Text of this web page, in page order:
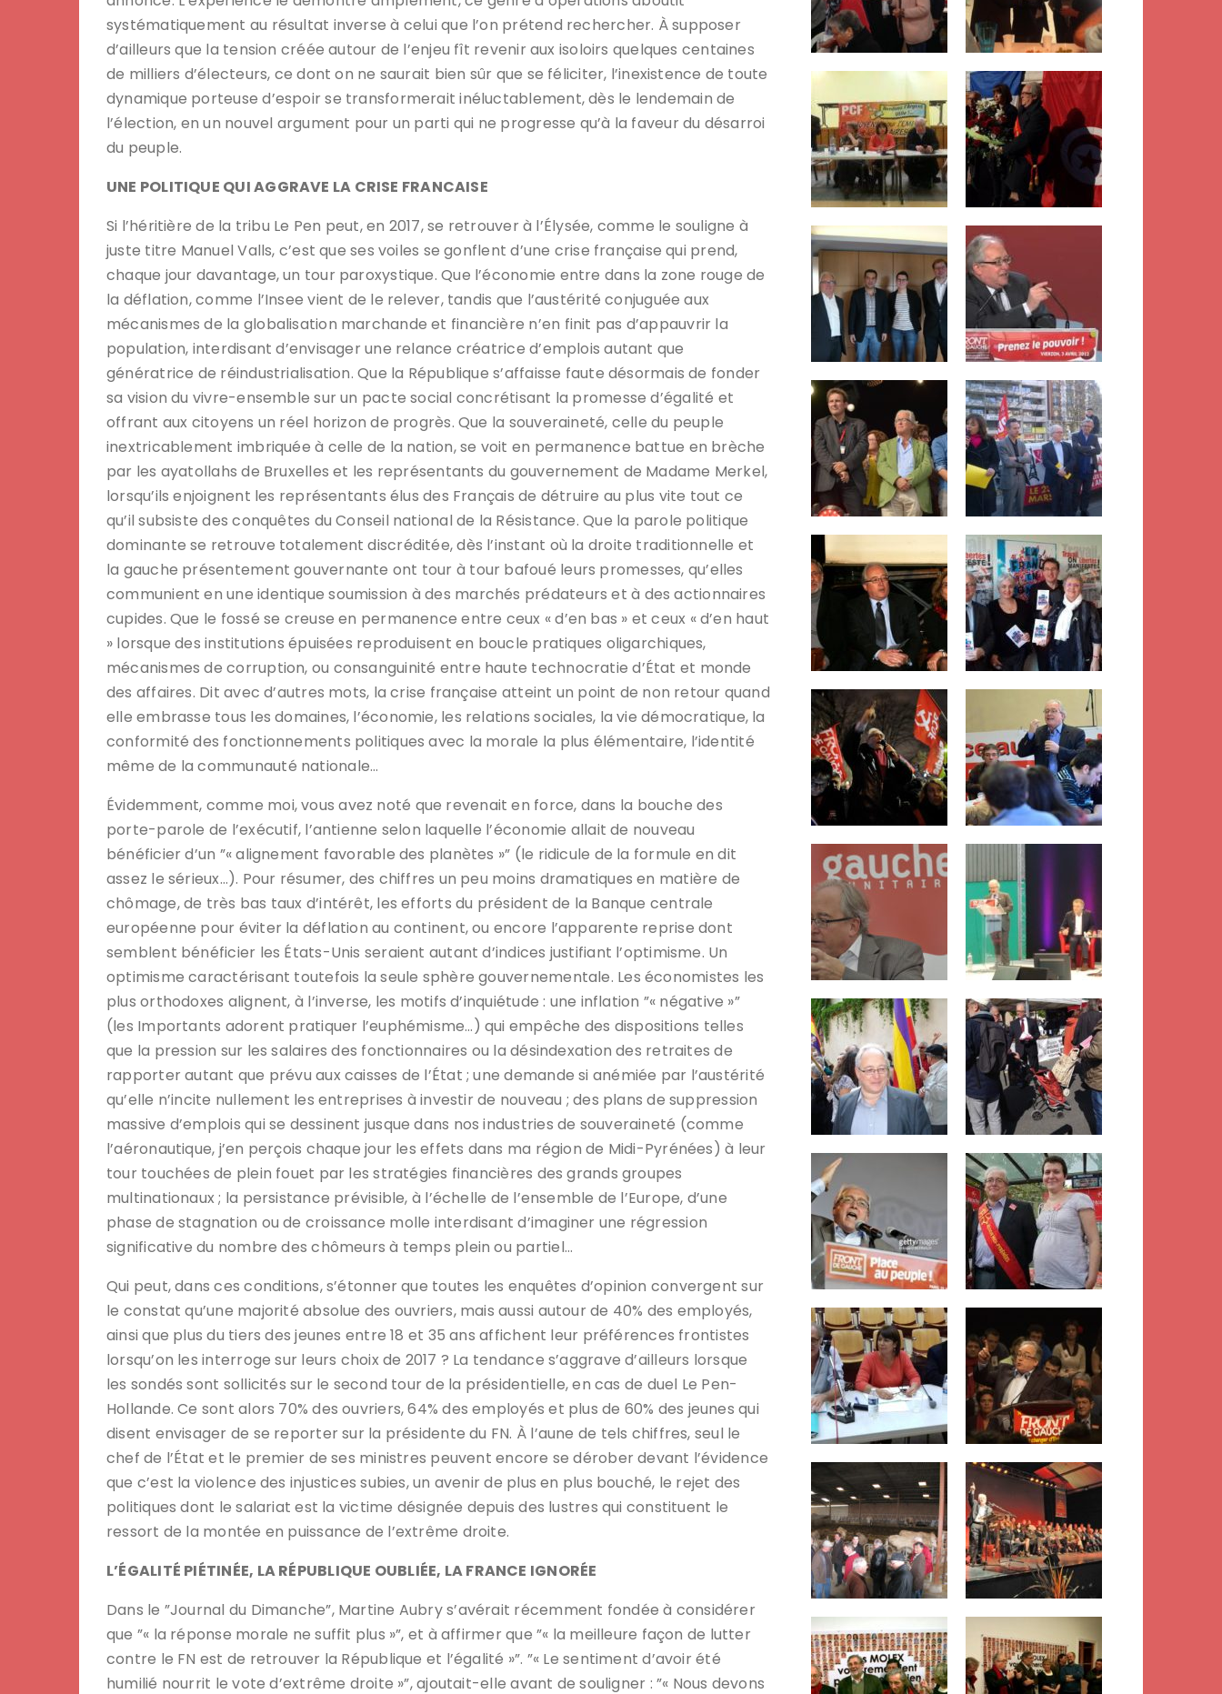
systématiquement au résultat inverse à celui que l’on prétend rechercher. À supposer
d’ailleurs que la tension créée autour de l’enjeu fît revenir aux isoloirs quelques centaines
de milliers d’électeurs, ce dont on ne saurait bien sûr que se féliciter, l’inexistence de toute
dynamique porteuse d’espoir se transformerait inéluctablement, dès le lendemain de
l’élection, en un nouvel argument pour un parti qui ne progresse qu’à la faveur du désarroi
du peuple.
UNE POLITIQUE QUI AGGRAVE LA CRISE FRANCAISE
Si l’héritière de la tribu Le Pen peut, en 2017, se retrouver à l’Élysée, comme le souligne à
juste titre Manuel Valls, c’est que ses voiles se gonflent d’une crise française qui prend,
chaque jour davantage, un tour paroxystique. Que l’économie entre dans la zone rouge de
la déflation, comme l’Insee vient de le relever, tandis que l’austérité conjuguée aux
mécanismes de la globalisation marchande et financière n’en finit pas d’appauvrir la
population, interdisant d’envisager une relance créatrice d’emplois autant que
génératrice de réindustrialisation. Que la République s’affaisse faute désormais de fonder
sa vision du vivre-ensemble sur un pacte social concrétisant la promesse d’égalité et
offrant aux citoyens un réel horizon de progrès. Que la souveraineté, celle du peuple
inextricablement imbriquée à celle de la nation, se voit en permanence battue en brèche
par les ayatollahs de Bruxelles et les représentants du gouvernement de Madame Merkel,
lorsqu’ils enjoignent les représentants élus des Français de détruire au plus vite tout ce
qu’il subsiste des conquêtes du Conseil national de la Résistance. Que la parole politique
dominante se retrouve totalement discréditée, dès l’instant où la droite traditionnelle et
la gauche présentement gouvernante ont tour à tour bafoué leurs promesses, qu’elles
communient en une identique soumission à des marchés prédateurs et à des actionnaires
cupides. Que le fossé se creuse en permanence entre ceux « d’en bas » et ceux « d’en haut
» lorsque des institutions épuisées reproduisent en boucle pratiques oligarchiques,
mécanismes de corruption, ou consanguinité entre haute technocratie d’État et monde
des affaires. Dit avec d’autres mots, la crise française atteint un point de non retour quand
elle embrasse tous les domaines, l’économie, les relations sociales, la vie démocratique, la
conformité des fonctionnements politiques avec la morale la plus élémentaire, l’identité
même de la communauté nationale…
Évidemment, comme moi, vous avez noté que revenait en force, dans la bouche des
porte-parole de l’exécutif, l’antienne selon laquelle l’économie allait de nouveau
bénéficier d’un ”« alignement favorable des planètes »” (le ridicule de la formule en dit
assez le sérieux…). Pour résumer, des chiffres un peu moins dramatiques en matière de
chômage, de très bas taux d’intérêt, les efforts du président de la Banque centrale
européenne pour éviter la déflation au continent, ou encore l’apparente reprise dont
semblent bénéficier les États-Unis seraient autant d’indices justifiant l’optimisme. Un
optimisme caractérisant toutefois la seule sphère gouvernementale. Les économistes les
plus orthodoxes alignent, à l’inverse, les motifs d’inquiétude : une inflation ”« négative »”
(les Importants adorent pratiquer l’euphémisme…) qui empêche des dispositions telles
que la pression sur les salaires des fonctionnaires ou la désindexation des retraites de
rapporter autant que prévu aux caisses de l’État ; une demande si anémiée par l’austérité
qu’elle n’incite nullement les entreprises à investir de nouveau ; des plans de suppression
massive d’emplois qui se dessinent jusque dans nos industries de souveraineté (comme
l’aéronautique, j’en perçois chaque jour les effets dans ma région de Midi-Pyrénées) à leur
tour touchées de plein fouet par les stratégies financières des grands groupes
multinationaux ; la persistance prévisible, à l’échelle de l’ensemble de l’Europe, d’une
phase de stagnation ou de croissance molle interdisant d’imaginer une régression
significative du nombre des chômeurs à temps plein ou partiel…
Qui peut, dans ces conditions, s’étonner que toutes les enquêtes d’opinion convergent sur
le constat qu’une majorité absolue des ouvriers, mais aussi autour de 40% des employés,
ainsi que plus du tiers des jeunes entre 18 et 35 ans affichent leur préférences frontistes
lorsqu’on les interroge sur leurs choix de 2017 ? La tendance s’aggrave d’ailleurs lorsque
les sondés sont sollicités sur le second tour de la présidentielle, en cas de duel Le Pen-
Hollande. Ce sont alors 70% des ouvriers, 64% des employés et plus de 60% des jeunes qui
disent envisager de se reporter sur la présidente du FN. À l’aune de tels chiffres, seul le
chef de l’État et le premier de ses ministres peuvent encore se dérober devant l’évidence
que c’est la violence des injustices subies, un avenir de plus en plus bouché, le rejet des
politiques dont le salariat est la victime désignée depuis des lustres qui constituent le
ressort de la montée en puissance de l’extrême droite.
L’ÉGALITÉ PIÉTINÉE, LA RÉPUBLIQUE OUBLIÉE, LA FRANCE IGNORÉE
Dans le ”Journal du Dimanche”, Martine Aubry s’avérait récemment fondée à considérer
que ”« la réponse morale ne suffit plus »”, et à affirmer que ”« la meilleure façon de lutter
contre le FN est de retrouver la République et l’égalité »”. ”« Le sentiment d’avoir été
humilié nourrit le vote d’extrême droite »”, ajoutait-elle avant de souligner : ”« Nous devons